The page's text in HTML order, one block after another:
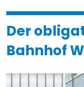
Der
Bahnhof